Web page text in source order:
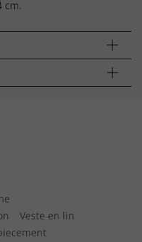
cm.
Veste en lin